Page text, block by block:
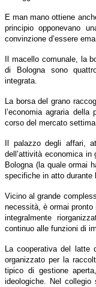
E man mano ottiene
principio opponevano
convinzione d’essere
Il macello comunale, la
di Bologna sono
integrata.
La borsa del grano
l’economia agraria
corso del mercato
Il palazzo degli affari,
dell’attività economica
Bologna (la quale ormai
specifiche in atto durante
Vicino al grande
necessità, è ormai pronto
integralmente
continuo alle funzioni di
La cooperativa del
organizzato per la
tipico di gestione
ideologiche. Nel collegio